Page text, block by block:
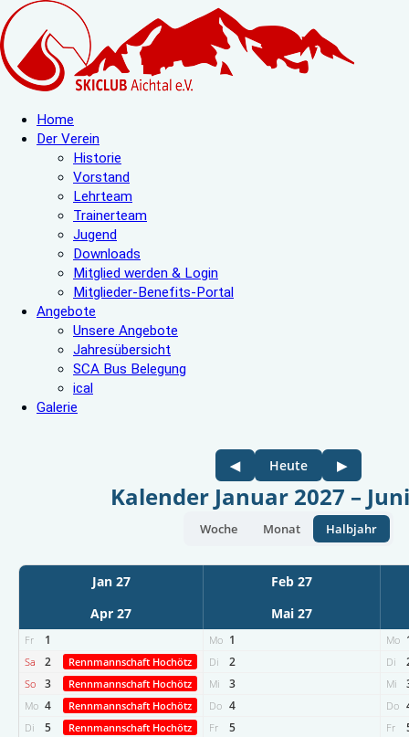
Home
Der Verein
Historie
Vorstand
Lehrteam
Trainerteam
Jugend
Downloads
Mitglied werden & Login
Mitglieder-Benefits-Portal
Angebote
Unsere Angebote
Jahresübersicht
SCA Bus Belegung
ical
Galerie
◀ Heute ▶
Kalender Januar 2027 –
Woche Monat Halbjahr
Jan 27
Feb 27
Apr 27
Mai 27
Fr 1
Sa 2
Rennmannschaft Hochötz
So
3
Rennmannschaft Hochötz
Mo 4
Rennmannschaft Hochötz
Di
5
Rennmannschaft Hochötz
Mo 1
Di 2
Mi 3
Do 4
Fr 5
Mo
Di
Mi
Do
Fr